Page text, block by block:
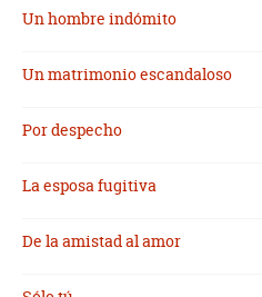
Un hombre indómito
Un matrimonio escandaloso
Por despecho
La esposa fugitiva
De la amistad al amor